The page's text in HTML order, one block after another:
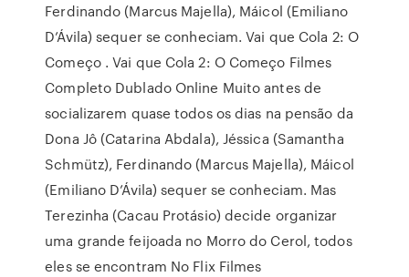
Ferdinando (Marcus Majella), Máicol (Emiliano
D’Ávila) sequer se conheciam. Vai que Cola 2: O
Começo . Vai que Cola 2: O Começo Filmes
Completo Dublado Online Muito antes de
socializarem quase todos os dias na pensão da
Dona Jô (Catarina Abdala), Jéssica (Samantha
Schmütz), Ferdinando (Marcus Majella), Máicol
(Emiliano D’Ávila) sequer se conheciam. Mas
Terezinha (Cacau Protásio) decide organizar
uma grande feijoada no Morro do Cerol, todos
eles se encontram No Flix Filmes